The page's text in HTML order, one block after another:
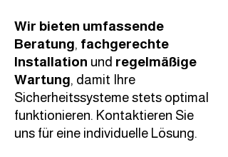
Wir bieten umfassende
Beratung, fachgerechte
Installation und regelmäßige
Wartung, damit Ihre
Sicherheitssysteme stets optimal
funktionieren. Kontaktieren Sie
uns für eine individuelle Lösung.